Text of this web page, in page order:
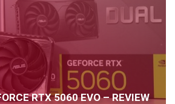
RTX 5060 EVO – REVIEW